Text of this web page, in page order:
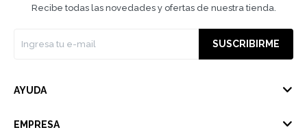
Recibe todas las novedades y ofertas de nuestra tienda.
SUSCRIBIRME
AYUDA
EMPRESA